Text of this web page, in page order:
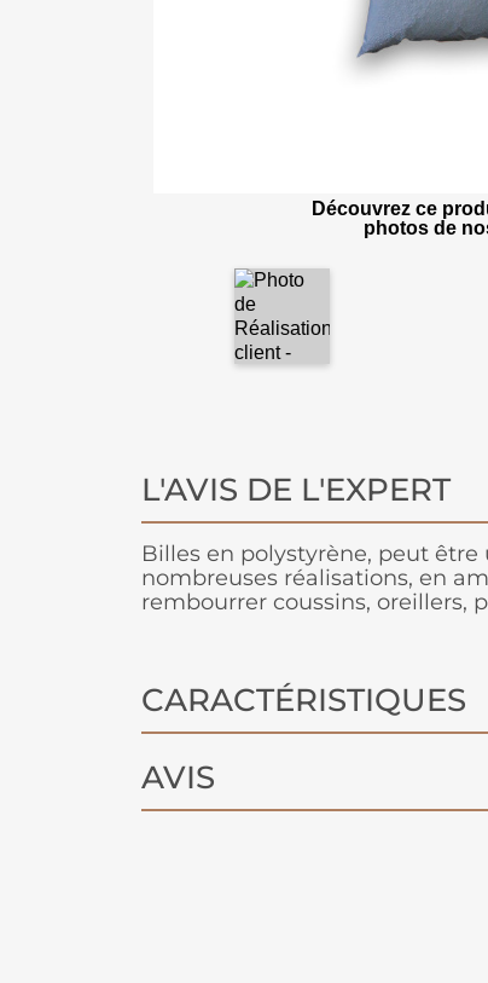
Découvrez ce
photos de
L'AVIS DE L'EXPERT
Billes en polystyrène, peut être
nombreuses réalisations, en
rembourrer coussins, oreillers,
CARACTÉRISTIQUES
AVIS